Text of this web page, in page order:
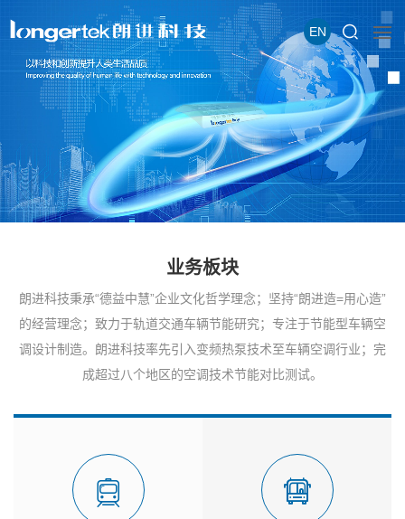
EN
业务板块
朗进科技秉承“德益中慧”企业文化哲学理念；坚持“朗进造=用心造”
的经营理念；致力于轨道交通车辆节能研究；专注于节能型车辆空
调设计制造。朗进科技率先引入变频热泵技术至车辆空调行业；完
成超过八个地区的空调技术节能对比测试。